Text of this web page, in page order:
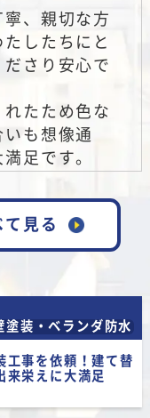
、親切な方
したちにと
さり安心で
たため色な
も想像通
足です。
S様
田にあるシ
。
見る
塗装・ベランダ防水
工事を依頼！建て替
来栄えに大満足